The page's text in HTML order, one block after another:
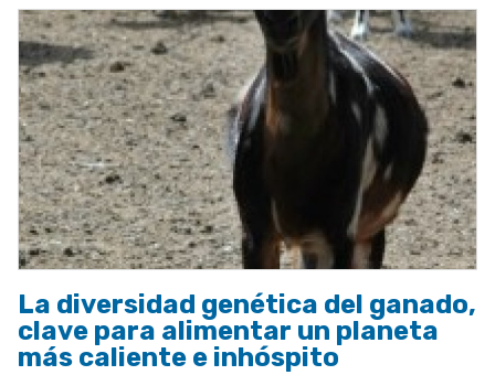
la
navegación
La diversidad genética del ganado,
clave para alimentar un planeta
más caliente e inhóspito